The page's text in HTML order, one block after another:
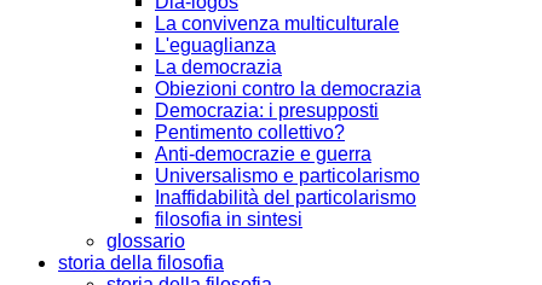
La convivenza multiculturale
L'eguaglianza
La democrazia
Obiezioni contro la democrazia
Democrazia: i presupposti
Pentimento collettivo?
Anti-democrazie e guerra
Universalismo e particolarismo
Inaffidabilità del particolarismo
filosofia in sintesi
glossario
storia della filosofia